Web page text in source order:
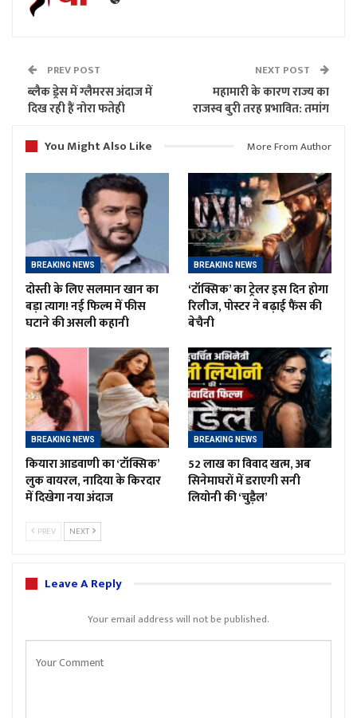
PREV POST
ब्लैक ड्रेस में ग्लैमरस अंदाज में
दिख रही हैं नोरा फतेही
NEXT POST
महामारी के कारण राज्य का
राजस्व बुरी तरह प्रभावित: तमांग
You Might Also Like
More From Author
BREAKING NEWS
दोस्ती के लिए सलमान खान का
बड़ा त्याग! नई फिल्म में फीस
घटाने की असली कहानी
BREAKING NEWS
‘टॉक्सिक’ का ट्रेलर इस दिन होगा
रिलीज, पोस्टर ने बढ़ाई फैंस की
बेचैनी
BREAKING NEWS
कियारा आडवाणी का ‘टॉक्सिक’
लुक वायरल, नादिया के किरदार
में दिखेगा नया अंदाज
BREAKING NEWS
52 लाख का विवाद खत्म, अब
सिनेमाघरों में डराएगी सनी
लियोनी की ‘चुड़ैल’
PREV NEXT
Leave A Reply
Your email address will not be published.